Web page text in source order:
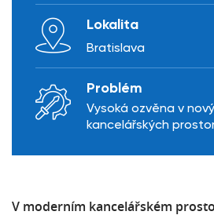
Lokalita
Bratislava
Problém
Vysoká ozvěna v
kancelářských
V moderním kancelářském